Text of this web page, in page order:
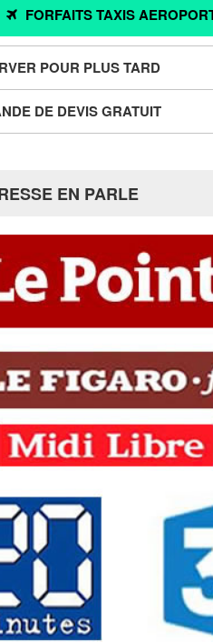
FORFAITS TAXIS
POUR PLUS TARD
DE DEVIS GRATUIT
EN PARLE